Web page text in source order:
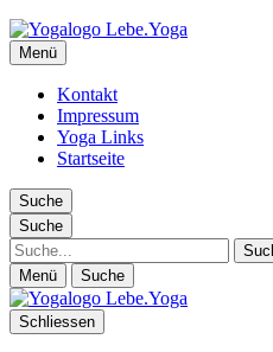
Lebe.Yoga: der Yoga Blog | das
Yoga erleben in Wien, Florida…
Yogavideos…
Menü
Kontakt
Impressum
Yoga Links
Startseite
Suche
Suche
Suche
Menü Suche
Schliessen